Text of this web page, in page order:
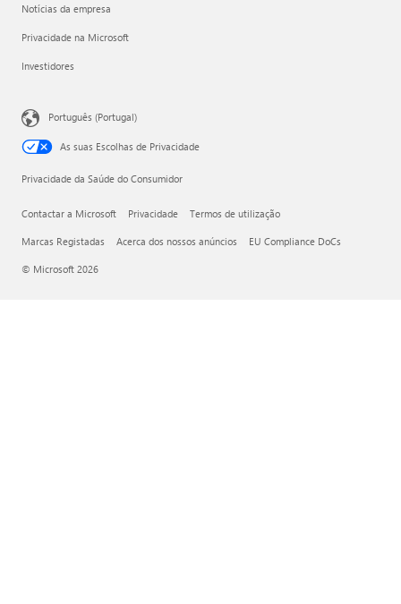
Notícias da empresa
Privacidade na Microsoft
Investidores
Português (Portugal)
As suas Escolhas de Privacidade
Privacidade da Saúde do Consumidor
Contactar a Microsoft Privacidade Termos de utilização
Marcas Registadas Acerca dos nossos anúncios EU Compliance DoCs
© Microsoft 2026